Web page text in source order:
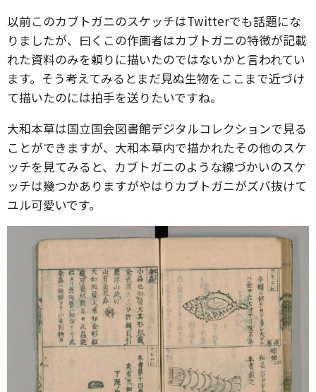
以前このカブトガニのスケッチはTwitterでも話題にな
りましたが、曰くこの作画者はカブトガニの特徴が記載
れた資料のみを頼りに描いたのではないかと言われてい
ます。そう考えてみるとまだ見ぬ生物をここまで近づけ
て描いたのには拍手を送りたいですね。
大和本草は国立国会図書館デジタルコレクションで見る
ことができますが、大和本草内で描かれたその他のスケ
ッチを見てみると、カブトガニのような線づかいのスケ
ッチは幾つかありますがやはりカブトガニがズバ抜けて
ユル可愛いです。